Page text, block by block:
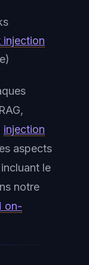
injection
injection
aspects
le
notre
on-